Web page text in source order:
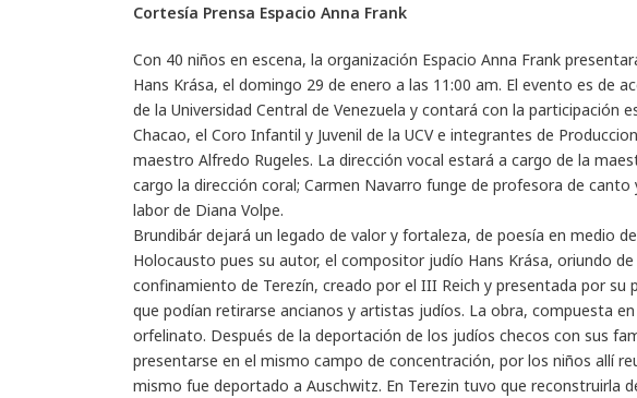
Cortesía Prensa Espacio Anna Frank
Con 40 niños en escena, la organización Espacio Anna Frank
Hans Krása, el domingo 29 de enero a las 11:00 am. El evento es de
de la Universidad Central de Venezuela y contará con la participación
Chacao, el Coro Infantil y Juvenil de la UCV e integrantes de
maestro Alfredo Rugeles. La dirección vocal estará a cargo de la
cargo la dirección coral; Carmen Navarro funge de profesora de canto
labor de Diana Volpe.
Brundibár dejará un legado de valor y fortaleza, de poesía en medio
Holocausto pues su autor, el compositor judío Hans Krása, oriundo
confinamiento de Terezín, creado por el III Reich y presentada por su
que podían retirarse ancianos y artistas judíos. La obra, compuesta
orfelinato. Después de la deportación de los judíos checos con sus
presentarse en el mismo campo de concentración, por los niños allí
mismo fue deportado a Auschwitz. En Terezin tuvo que reconstruirla